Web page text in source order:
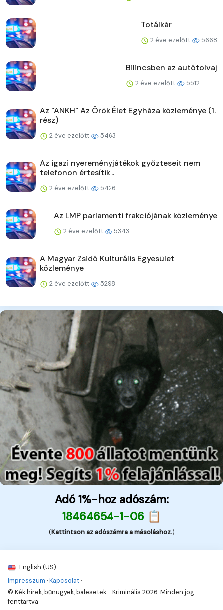
Totálkár
2 éve ezelőtt 5668
Bilincsben az autótolvaj
2 éve ezelőtt 5512
Az "ANKH" Az Örök Élet Egyháza közleménye (1.
rész)
2 éve ezelőtt 5463
Az igazi nyereményjátékok győzteseit nem
telefonon értesítik...
2 éve ezelőtt 5426
Az LMP parlamenti frakciójának közleménye
2 éve ezelőtt 5343
A Magyar Zsidó Kulturális Egyesület
közleménye
2 éve ezelőtt 5298
Adó 1%-hoz adószám:
18464654-1-06 📋
(Kattintson az adószámra a másoláshoz.)
English (US)
Impresszum ·Kapcsolat ·
© Kék hírek, bűnügyek, balesetek - Kriminális 2026. Minden jog
fenttartva